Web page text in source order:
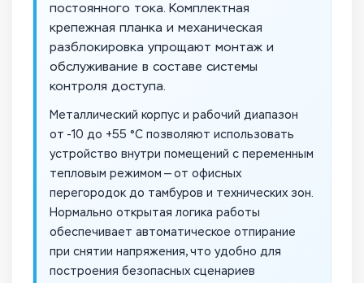
постоянного тока. Комплектная
крепежная планка и механическая
разблокировка упрощают монтаж и
обслуживание в составе системы
контроля доступа.
Металлический корпус и рабочий диапазон
от -10 до +55 °C позволяют использовать
устройство внутри помещений с переменным
тепловым режимом — от офисных
перегородок до тамбуров и технических зон.
Нормально открытая логика работы
обеспечивает автоматическое отпирание
при снятии напряжения, что удобно для
построения безопасных сценариев